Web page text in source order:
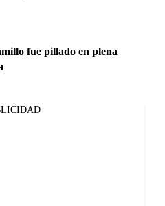
fue pillado en plena